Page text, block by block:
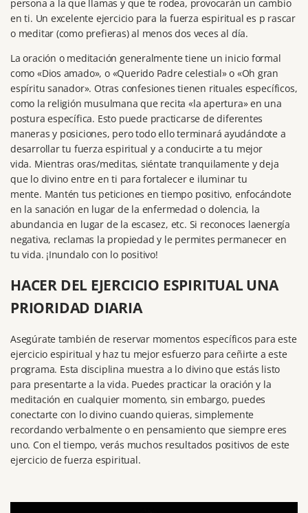
persona a la que llamas y que te rodea, provocarán un cambio
en ti. Un excelente ejercicio para la fuerza espiritual es p rascar
o meditar (como prefieras) al menos dos veces al día.
La oración o meditación generalmente tiene un inicio formal
como «Dios amado», o «Querido Padre celestial» o «Oh gran
espíritu sanador». Otras confesiones tienen rituales específicos,
como la religión musulmana que recita «la apertura» en una
postura específica. Esto puede practicarse de diferentes
maneras y posiciones, pero todo ello terminará ayudándote a
desarrollar tu fuerza espiritual y a conducirte a tu mejor
vida. Mientras oras/meditas, siéntate tranquilamente y deja
que lo divino entre en ti para fortalecer e iluminar tu
mente. Mantén tus peticiones en tiempo positivo, enfocándote
en la sanación en lugar de la enfermedad o dolencia, la
abundancia en lugar de la escasez, etc. Si reconoces laenergía
negativa, reclamas la propiedad y le permites permanecer en
tu vida. ¡Inundalo con lo positivo!
HACER DEL EJERCICIO ESPIRITUAL UNA
PRIORIDAD DIARIA
Asegúrate también de reservar momentos específicos para este
ejercicio espiritual y haz tu mejor esfuerzo para ceñirte a este
programa. Esta disciplina muestra a lo divino que estás listo
para presentarte a la vida. Puedes practicar la oración y la
meditación en cualquier momento, sin embargo, puedes
conectarte con lo divino cuando quieras, simplemente
recordando verbalmente o en pensamiento que siempre eres
uno. Con el tiempo, verás muchos resultados positivos de este
ejercicio de fuerza espiritual.